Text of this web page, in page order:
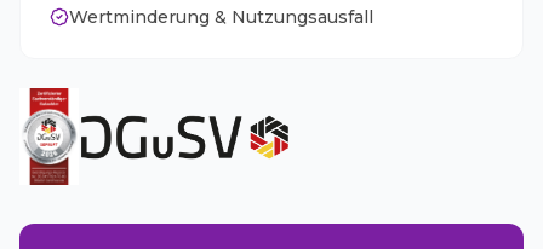
Wertminderung & Nutzungsausfall